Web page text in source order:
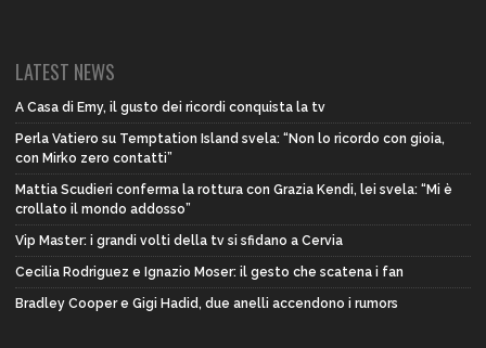
LATEST NEWS
A Casa di Emy, il gusto dei ricordi conquista la tv
Perla Vatiero su Temptation Island svela: “Non lo ricordo con gioia,
con Mirko zero contatti”
Mattia Scudieri conferma la rottura con Grazia Kendi, lei svela: “Mi è
crollato il mondo addosso”
Vip Master: i grandi volti della tv si sfidano a Cervia
Cecilia Rodriguez e Ignazio Moser: il gesto che scatena i fan
Bradley Cooper e Gigi Hadid, due anelli accendono i rumors